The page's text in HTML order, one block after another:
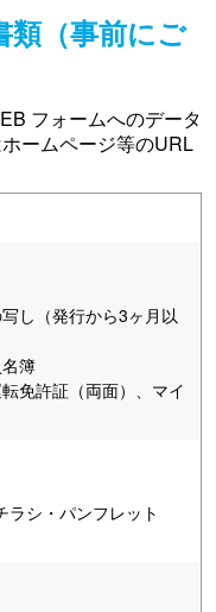
類（事前にご
フォームへのデータ
ームページ等のURL
し（発行から3ヶ月以
簿
免許証（両面）、マイ
シ・パンフレット